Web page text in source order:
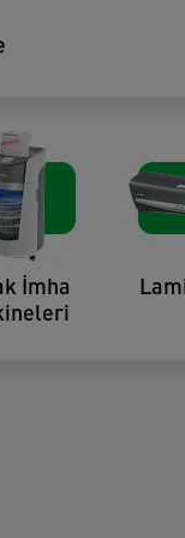
İmha